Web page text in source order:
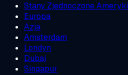
Stany Zjednoczone Ameryki
Europa
Azja
Amsterdam
Londyn
Dubaj
Singapur